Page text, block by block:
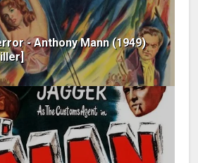
- Anthony Mann (1949)